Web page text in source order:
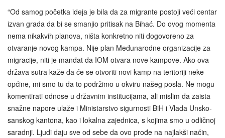
“Od samog početka ideja je bila da za migrante postoji veći centar
izvan grada da bi se smanjio pritisak na Bihać. Do ovog momenta
nema nikakvih planova, ništa konkretno niti dogovoreno za
otvaranje novog kampa. Nije plan Međunarodne organizacije za
migracije, niti je mandat da IOM otvara nove kampove. Ako ova
država sutra kaže da će se otvoriti novi kamp na teritoriji neke
općine, mi smo tu da to podržimo u okviru našeg posla. Ne mogu
komentirati odnose u državnim institucijama, ali mislim da zaista
snažne napore ulaže i Ministarstvo sigurnosti BiH i Vlada Unsko-
sanskog kantona, kao i lokalna zajednica, s kojima smo u odličnoj
saradnji. Ljudi daju sve od sebe da ovo prođe na najlakši način,